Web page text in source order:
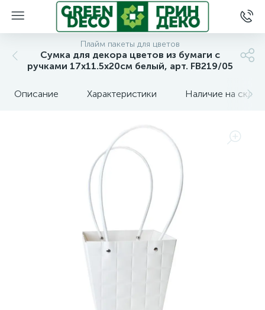
Плайм пакеты для цветов
Сумка для декора цветов из бумаги с
ручками 17x11.5x20cм белый, арт. FB219/05
Описание Характеристики Наличие на